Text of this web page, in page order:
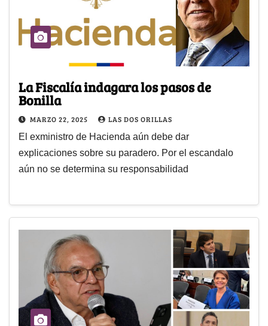
La Fiscalía indagara los pasos de
Bonilla
MARZO 22, 2025 LAS DOS ORILLAS
El exministro de Hacienda aún debe dar
explicaciones sobre su paradero. Por el escandalo
aún no se determina su responsabilidad